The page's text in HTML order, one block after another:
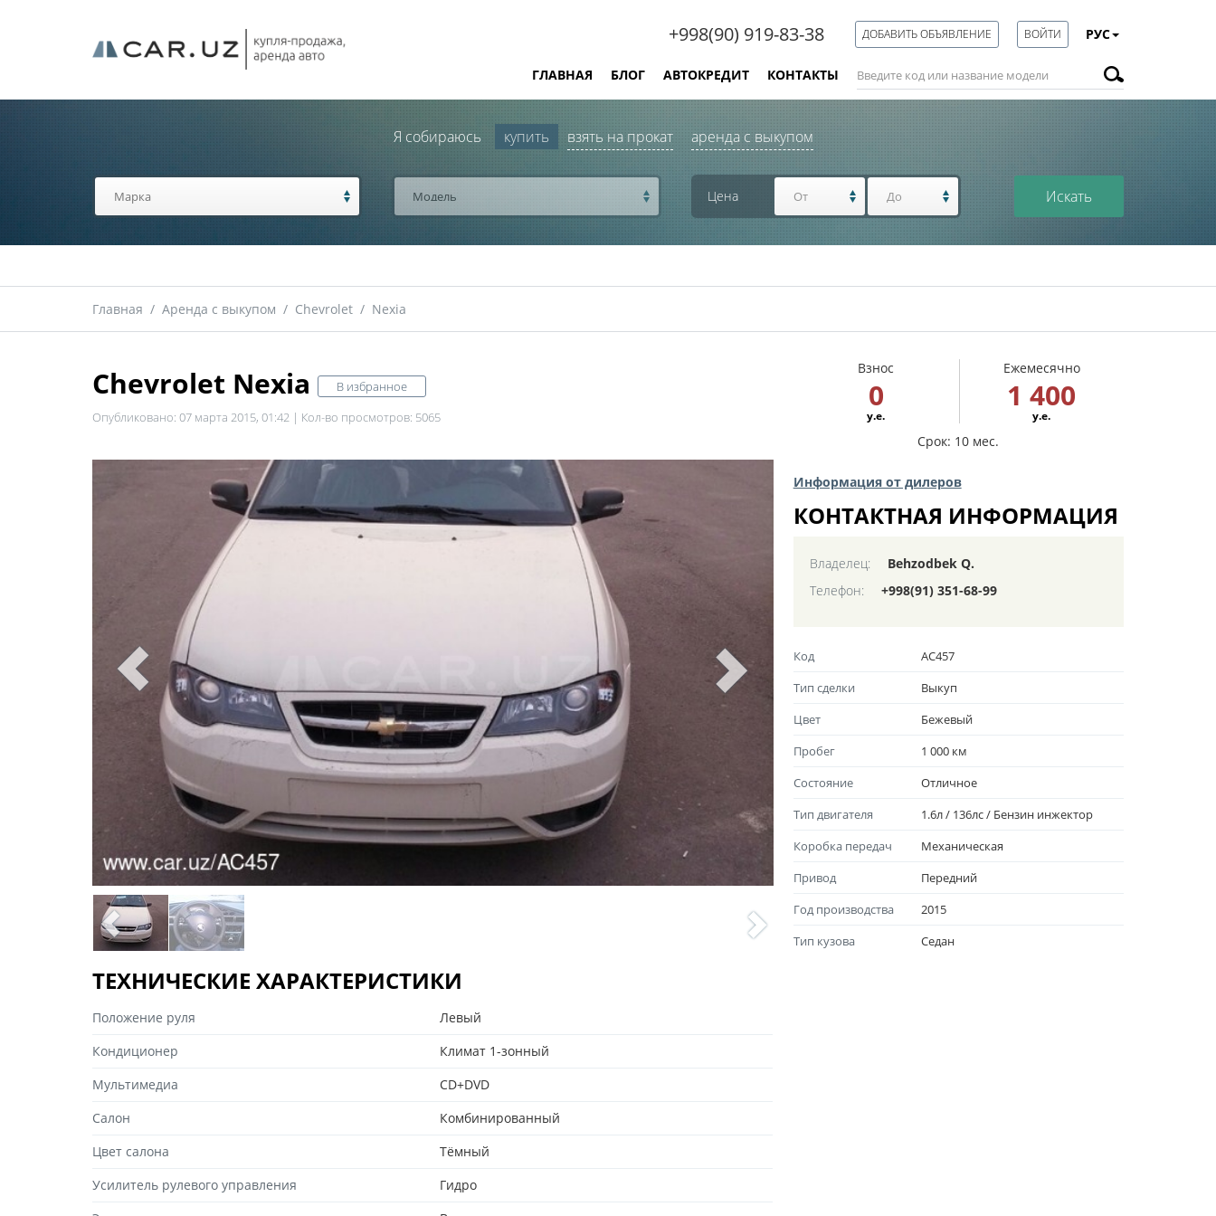
+998(90) 919-83-38 ДОБАВИТЬ ОБЪЯВЛЕНИЕ ВОЙТИ РУС
ГЛАВНАЯ БЛОГ АВТОКРЕДИТ КОНТАКТЫ
Я собираюсь купить взять на прокат аренда с выкупом
Модель Цена Искать
Главная / Аренда с выкупом / Chevrolet / Nexia
Chevrolet Nexia
В избранное
Опубликовано: 07 марта 2015, 01:42 | Кол-во просмотров: 5065
Взнос
0
у.е.
Ежемесячно
1 400
у.е.
Срок: 10 мес.
ТЕХНИЧЕСКИЕ ХАРАКТЕРИСТИКИ
Положение руля
Левый
Кондиционер
Климат 1-зонный
Мультимедиа
CD+DVD
Салон
Комбинированный
Цвет салона
Тёмный
Усилитель рулевого управления
Гидро
Информация от дилеров
КОНТАКТНАЯ ИНФОРМАЦИЯ
Владелец:
Behzodbek Q.
Телефон:
+998(91) 351-68-99
Код
AC457
Тип сделки
Выкуп
Цвет
Бежевый
Пробег
1 000 км
Состояние
Отличноe
Тип двигателя
1.6л / 136лс / Бензин инжектор
Коробка передач
Механическая
Привод
Передний
Год производства
2015
Тип кузова
Седан